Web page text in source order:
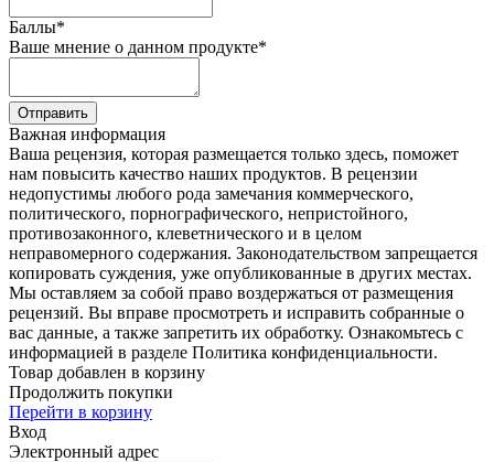
Баллы*
Ваше мнение о данном продукте*
Отправить
Важная информация
Ваша рецензия, которая размещается только здесь, поможет
нам повысить качество наших продуктов. В рецензии
недопустимы любого рода замечания коммерческого,
политического, порнографического, непристойного,
противозаконного, клеветнического и в целом
неправомерного содержания. Законодательством запрещается
копировать суждения, уже опубликованные в других местах.
Мы оставляем за собой право воздержаться от размещения
рецензий. Вы вправе просмотреть и исправить собранные о
вас данные, а также запретить их обработку. Ознакомьтесь с
информацией в разделе Политика конфиденциальности.
Товар добавлен в корзину
Продолжить покупки
Перейти в корзину
Вход
Электронный адрес